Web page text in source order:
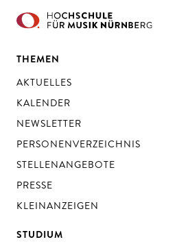
THEMEN
AKTUELLES
KALENDER
NEWSLETTER
PERSONENVERZEICHNIS
STELLENANGEBOTE
PRESSE
KLEINANZEIGEN
STUDIUM